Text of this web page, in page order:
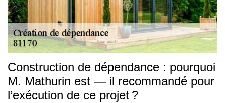
Construction de dépendance : pourquoi
M. Mathurin est — il recommandé pour
l’exécution de ce projet ?